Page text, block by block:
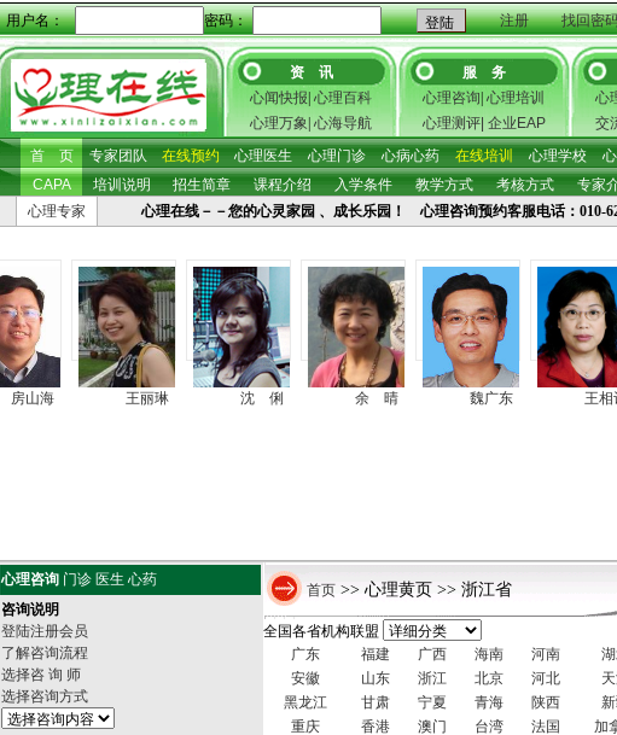
用户名： 密码： 注册 找回密
资 讯
心闻快报 心理百科
心理万象 心海导航
服 务
心理咨询 心理培训
心理测评| 企业EAP
心
交
首 页
专家团队 在线预约 心理医生 心理门诊 心病心药 在线培训 心理学校
CAPA
培训说明 招生简章 课程介绍 入学条件 教学方式 考核方式 专家
心理专家
心理在线－－您的心灵家园 、成长乐园！ 心理咨询预约客服电话：010-
房山海 王丽琳 沈 俐 余 晴 魏广东 王相
心理咨询 门诊 医生 心药
咨询说明
登陆注册会员
了解咨询流程
选择咨 询 师
选择咨询方式
首页 >> 心理黄页 >> 浙江省
全国各省机构联盟
广东
福建 广西 海南 河南
安徽
山东 浙江 北京 河北
黑龙江
甘肃 宁夏 青海 陕西
重庆
香港 澳门 台湾 法国 加